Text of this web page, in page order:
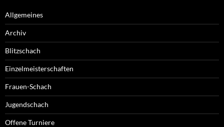
Allgemeines
Archiv
Blitzschach
Einzelmeisterschaften
Frauen-Schach
Jugendschach
Offene Turniere